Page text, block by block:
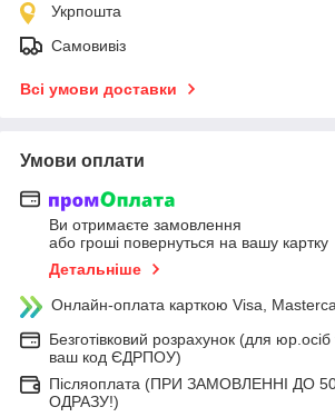
Укрпошта
Самовивіз
Всі умови доставки
Умови оплати
Ви отримаєте замовлення
або гроші повернуться на вашу картку
Детальніше
Онлайн-оплата карткою Visa,
Безготівковий розрахунок (для
ваш код ЄДРПОУ)
Післяоплата (ПРИ ЗАМОВЛЕННІ ДО
ОДРАЗУ!)